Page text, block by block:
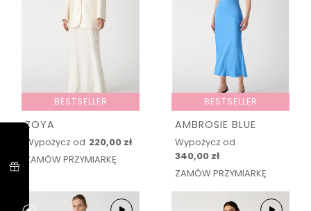
BESTSELLER
ZOYA
Wypożycz od 220,00 zł
ZAMÓW PRZYMIARKĘ
BESTSELLER
AMBROSIE BLUE
Wypożycz od
340,00 zł
ZAMÓW PRZYMIARKĘ